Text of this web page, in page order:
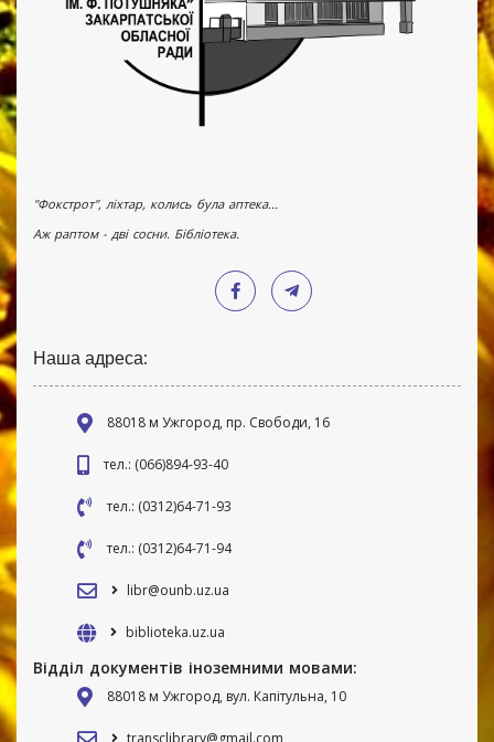
"Фокстрот", ліхтар, колись була аптека...
Аж раптом - дві сосни. Бібліотека.
Наша адреса:
88018 м Ужгород, пр. Свободи, 16
тел.: (066)894-93-40
тел.: (0312)64-71-93
тел.: (0312)64-71-94
libr@ounb.uz.ua
biblioteka.uz.ua
Відділ документів іноземними мовами:
88018 м Ужгород, вул. Капітульна, 10